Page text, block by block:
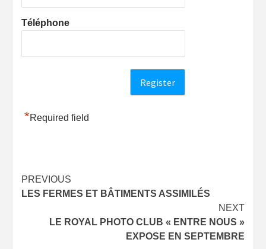
Téléphone
*Required field
Post
navigation
PREVIOUS
LES FERMES ET BÂTIMENTS ASSIMILÉS
NEXT
LE ROYAL PHOTO CLUB « ENTRE NOUS »
EXPOSE EN SEPTEMBRE